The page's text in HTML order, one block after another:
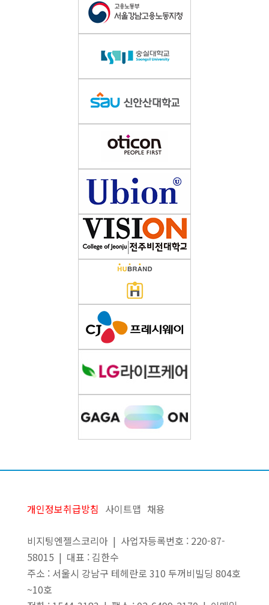
개인정보취급방침 사이트맵 채용
비지팅엔젤스코리아 | 사업자등록번호 : 220-87-
58015 | 대표 : 김한수
주소 : 서울시 강남구 테헤란로 310 두꺼비빌딩 804호
~10호